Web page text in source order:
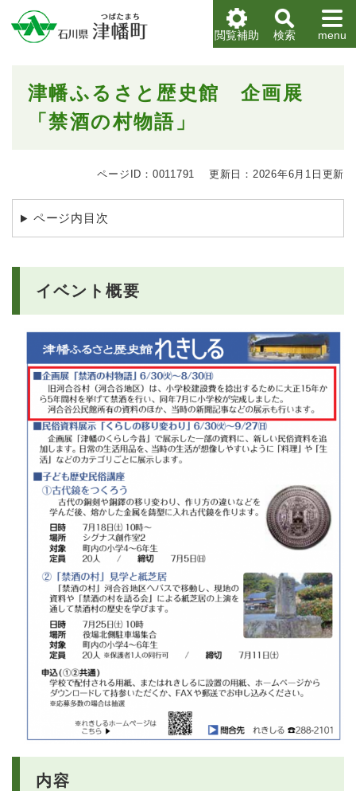
メニューを飛ばして本文へ
閲覧補助
検索 menu
津幡ふるさと歴史館 企画展
「禁酒の村物語」
ページID：0011791 更新日：2026年6月1日更新
ページ内目次
イベント概要
内容